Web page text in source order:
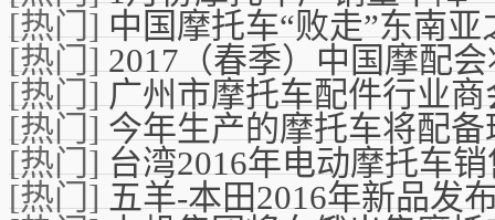
[热门]中国摩托车“败走”东南亚
[热门]2017（春季）中国摩配
[热门]广州市摩托车配件行业
[热门]今年生产的摩托车将配
[热门]台湾2016年电动摩托车
[热门]五羊-本田2016年新品发